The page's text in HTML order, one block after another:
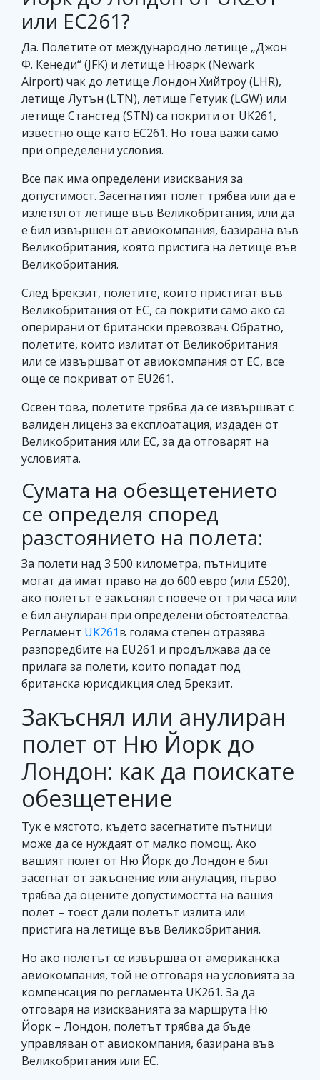
или EC261?
Да. Полетите от международно летище „Джон
Ф. Кенеди“ (JFK) и летище Нюарк (Newark
Airport) чак до летище Лондон Хийтроу (LHR),
летище Лутън (LTN), летище Гетуик (LGW) или
летище Станстед (STN) са покрити от UK261,
известно още като EC261. Но това важи само
при определени условия.
Все пак има определени изисквания за
допустимост. Засегнатият полет трябва или да е
излетял от летище във Великобритания, или да
е бил извършен от авиокомпания, базирана във
Великобритания, която пристига на летище във
Великобритания.
След Брекзит, полетите, които пристигат във
Великобритания от ЕС, са покрити само ако са
оперирани от британски превозвач. Обратно,
полетите, които излитат от Великобритания
или се извършват от авиокомпания от ЕС, все
още се покриват от EU261.
Освен това, полетите трябва да се извършват с
валиден лиценз за експлоатация, издаден от
Великобритания или ЕС, за да отговарят на
условията.
Сумата на обезщетението
се определя според
разстоянието на полета:
За полети над 3 500 километра, пътниците
могат да имат право на до 600 евро (или £520),
ако полетът е закъснял с повече от три часа или
е бил анулиран при определени обстоятелства.
Регламент UK261в голяма степен отразява
разпоредбите на EU261 и продължава да се
прилага за полети, които попадат под
британска юрисдикция след Брекзит.
Закъснял или анулиран
полет от Ню Йорк до
Лондон: как да поискате
обезщетение
Тук е мястото, където засегнатите пътници
може да се нуждаят от малко помощ. Ако
вашият полет от Ню Йорк до Лондон е бил
засегнат от закъснение или анулация, първо
трябва да оцените допустимостта на вашия
полет – тоест дали полетът излита или
пристига на летище във Великобритания.
Но ако полетът се извършва от американска
авиокомпания, той не отговаря на условията за
компенсация по регламента UK261. За да
отговаря на изискванията за маршрута Ню
Йорк – Лондон, полетът трябва да бъде
управляван от авиокомпания, базирана във
Великобритания или ЕС.